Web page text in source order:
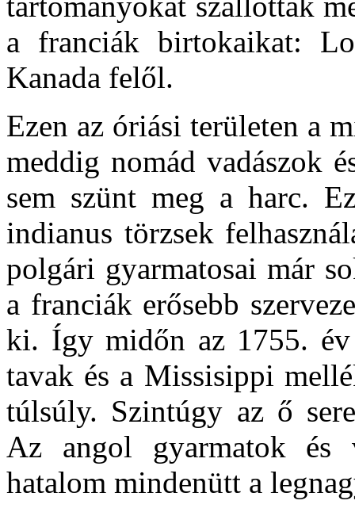
a franciák birtokaikat:
Kanada felől.
Ezen az óriási területen a
meddig nomád vadászok
sem szünt meg a harc.
indianus törzsek
polgári gyarmatosai már
a franciák erősebb
ki. Így midőn az 1755.
tavak és a Missisippi
túlsúly. Szintúgy az ő
Az angol gyarmatok és
hatalom mindenütt a